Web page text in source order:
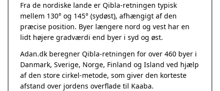
Hedensted
Hinnerup
Hobro
Mariager
Odder
Purhus
Fra de nordiske lande er Qibla-retningen typisk
mellem 130° og 145° (sydøst), afhængigt af den
præcise position. Byer længere nord og vest har en
lidt højere gradværdi end byer i syd og øst.
Adan.dk beregner Qibla-retningen for over 460 byer i
Danmark, Sverige, Norge, Finland og Island ved hjælp
af den store cirkel-metode, som giver den korteste
afstand over jordens overflade til Kaaba.